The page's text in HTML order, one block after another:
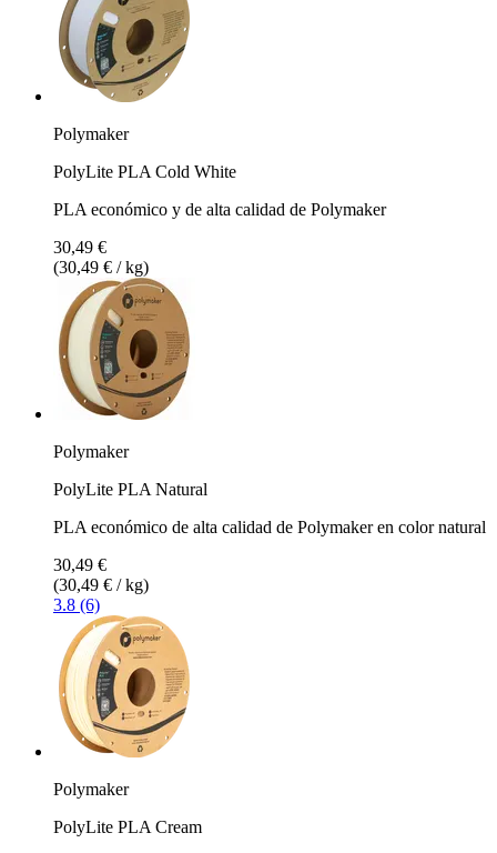
Polymaker
PolyLite PLA Cold White
PLA económico y de alta calidad de Polymaker
30,49 €
(30,49 € / kg)
Polymaker
PolyLite PLA Natural
PLA económico de alta calidad de Polymaker en color natural
30,49 €
(30,49 € / kg)
3.8 (6)
Polymaker
PolyLite PLA Cream